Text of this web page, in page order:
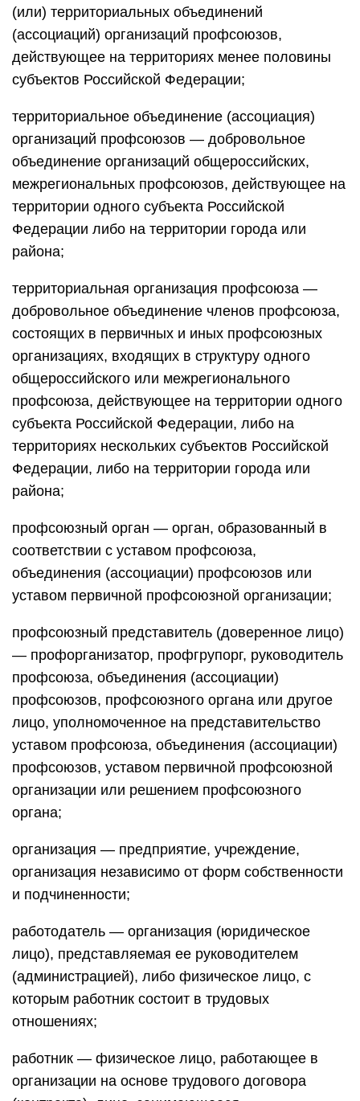
(или) территориальных объединений
(ассоциаций) организаций профсоюзов,
действующее на территориях менее половины
субъектов Российской Федерации;
территориальное объединение (ассоциация)
организаций профсоюзов — добровольное
объединение организаций общероссийских,
межрегиональных профсоюзов, действующее на
территории одного субъекта Российской
Федерации либо на территории города или
района;
территориальная организация профсоюза —
добровольное объединение членов профсоюза,
состоящих в первичных и иных профсоюзных
организациях, входящих в структуру одного
общероссийского или межрегионального
профсоюза, действующее на территории одного
субъекта Российской Федерации, либо на
территориях нескольких субъектов Российской
Федерации, либо на территории города или
района;
профсоюзный орган — орган, образованный в
соответствии с уставом профсоюза,
объединения (ассоциации) профсоюзов или
уставом первичной профсоюзной организации;
профсоюзный представитель (доверенное лицо)
— профорганизатор, профгрупорг, руководитель
профсоюза, объединения (ассоциации)
профсоюзов, профсоюзного органа или другое
лицо, уполномоченное на представительство
уставом профсоюза, объединения (ассоциации)
профсоюзов, уставом первичной профсоюзной
организации или решением профсоюзного
органа;
организация — предприятие, учреждение,
организация независимо от форм собственности
и подчиненности;
работодатель — организация (юридическое
лицо), представляемая ее руководителем
(администрацией), либо физическое лицо, с
которым работник состоит в трудовых
отношениях;
работник — физическое лицо, работающее в
организации на основе трудового договора